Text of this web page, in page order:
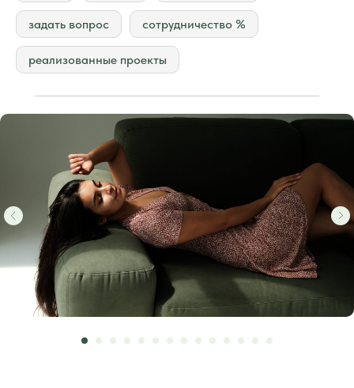
задать вопрос сотрудничество %
реализованные проекты